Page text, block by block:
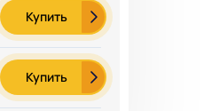
Купить
Купить